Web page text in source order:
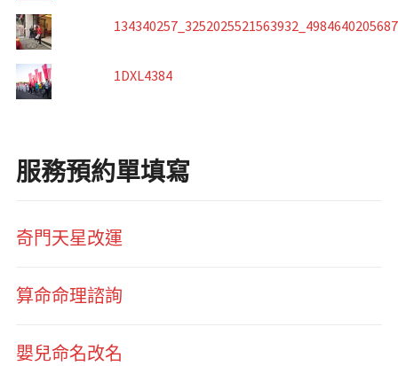
1DXL4384
服務預約單填寫
奇門天星改運
算命命理諮詢
嬰兒命名改名